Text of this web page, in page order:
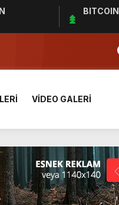
BITCOIN
Euro 2024 Elemeleri
VİDEO GALERİ